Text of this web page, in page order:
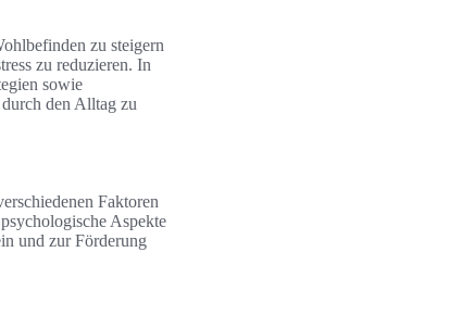
zu steigern
zu reduzieren. In
sowie
den Alltag zu
Faktoren
Aspekte
und zur Förderung